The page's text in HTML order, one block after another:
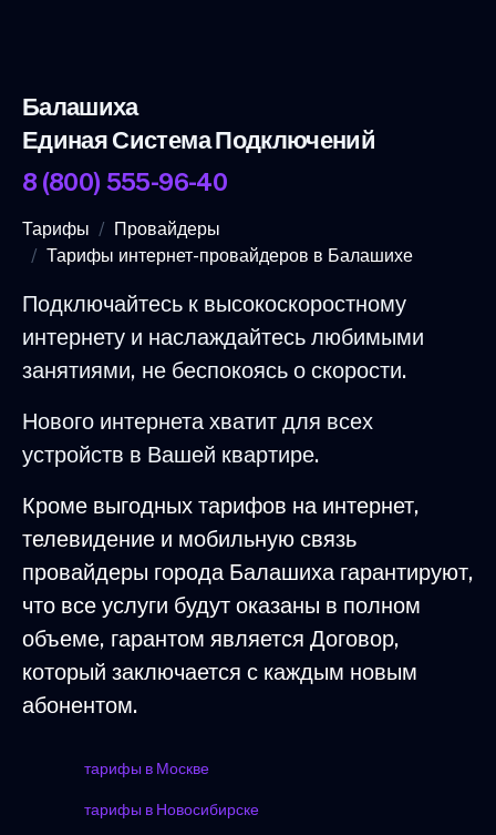
Балашиха
Единая Система Подключений
8 (800) 555-96-40
Тарифы
Провайдеры
Тарифы интернет-провайдеров в Балашихе
Подключайтесь к высокоскоростному
интернету и наслаждайтесь любимыми
занятиями, не беспокоясь о скорости.
Нового интернета хватит для всех
устройств в Вашей квартире.
Кроме выгодных тарифов на интернет,
телевидение и мобильную связь
провайдеры города Балашиха гарантируют,
что все услуги будут оказаны в полном
объеме, гарантом является Договор,
который заключается с каждым новым
абонентом.
тарифы в Москве
тарифы в Новосибирске